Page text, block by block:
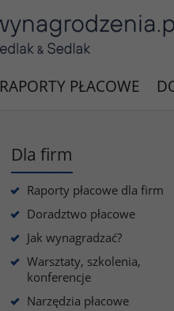
RAPORTY PŁACOWE
Dla firm
Raporty płacowe dla firm
Doradztwo płacowe
Jak wynagradzać?
Warsztaty, szkolenia,
konferencje
Narzędzia płacowe